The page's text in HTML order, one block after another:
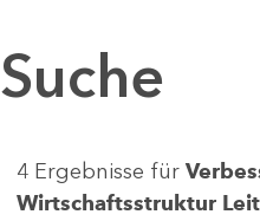
Suche
4 Ergebnisse für
Wirtschaftsstruktur